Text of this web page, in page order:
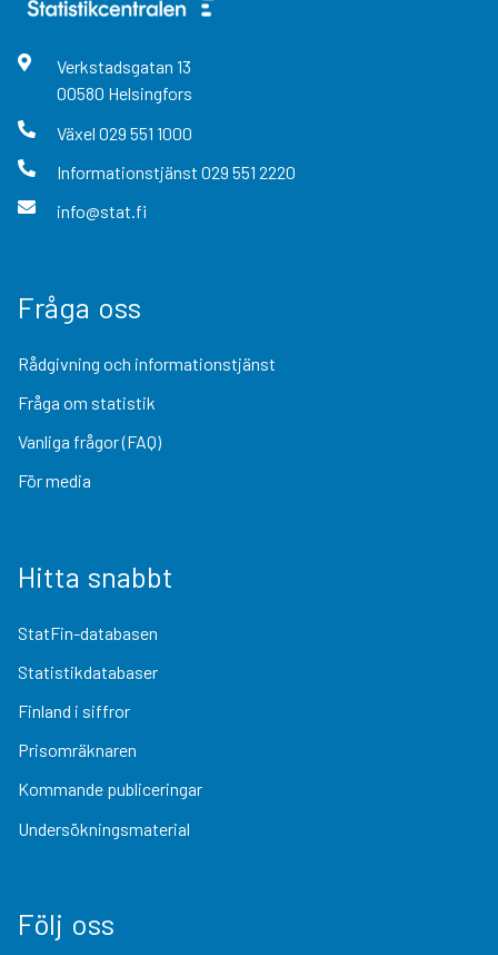
Verkstadsgatan 13
00580 Helsingfors
Växel 029 551 1000
Informationstjänst 029 551 2220
info@stat.fi
Fråga oss
Rådgivning och informationstjänst
Fråga om statistik
Vanliga frågor (FAQ)
För media
Hitta snabbt
StatFin-databasen
Statistikdatabaser
Finland i siffror
Prisomräknaren
Kommande publiceringar
Undersökningsmaterial
Följ oss